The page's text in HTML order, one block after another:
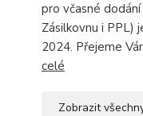
pro včasné
Zásilkovnu i PPL)
2024. Přejeme
celé
Zobrazit